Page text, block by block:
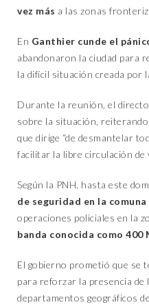
vez más a las zonas
En Ganthier cunde el
abandonaron la ciudad para
la difícil situación creada por
Durante la reunión, el
sobre la situación,
que dirige “de desmantelar
facilitar la libre circulación de
Según la PNH, hasta este
de seguridad en la
operaciones policiales en la
banda conocida como 400
El gobierno prometió que se
para reforzar la presencia de
departamentos geográficos